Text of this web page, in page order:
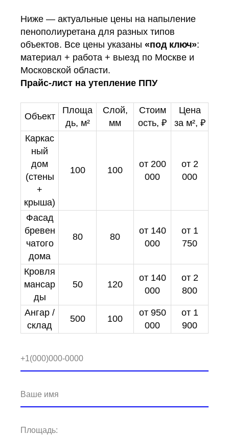
Ниже — актуальные цены на напыление
пенополиуретана для разных типов
объектов. Все цены указаны «под ключ»:
материал + работа + выезд по Москве и
Московской области.
Прайс-лист на утепление ППУ
Объект
Площа
дь, м²
Слой,
мм
Стоим
ость, ₽
Цена
за м², ₽
Каркас
ный
дом
(стены
+
крыша)
100 100
от 200
000
от 2
000
Фасад
бревен
чатого
дома
80 80
от 140
000
от 1
750
Кровля
мансар
ды
50 120
от 140
000
от 2
800
Ангар /
склад
500 100
от 950
000
от 1
900
+1(000)000-0000
Ваше имя
Площадь: